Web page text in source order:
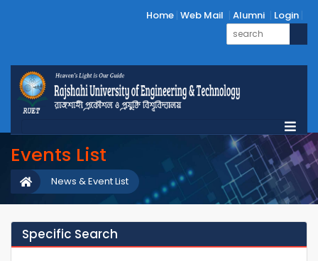
Home Web Mail Alumni Login
Events List
News & Event List
Specific Search